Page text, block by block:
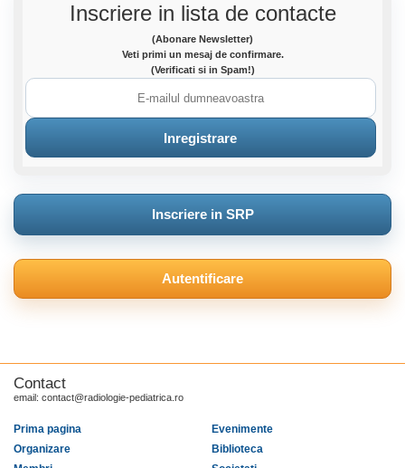
Inscriere in lista de contacte
(Abonare Newsletter)
Veti primi un mesaj de confirmare.
(Verificati si in Spam!)
Inscriere in SRP
Autentificare
Contact
email: contact@radiologie-pediatrica.ro
Prima pagina
Organizare
Evenimente
Biblioteca